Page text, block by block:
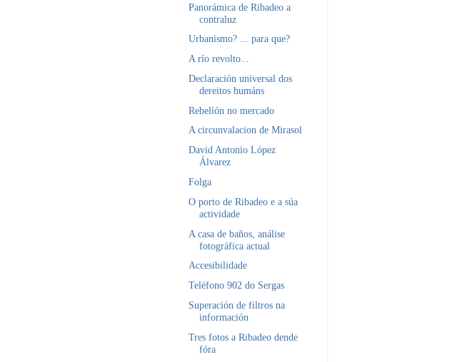
Panorámica de Ribadeo a
contraluz
Urbanismo? ... para que?
A río revolto...
Declaración universal dos
dereitos humáns
Rebelíón no mercado
A circunvalacion de Mirasol
David Antonio López
Álvarez
Folga
O porto de Ribadeo e a súa
actividade
A casa de baños, análise
fotográfica actual
Accesibilidade
Teléfono 902 do Sergas
Superación de filtros na
información
Tres fotos a Ribadeo dende
fóra